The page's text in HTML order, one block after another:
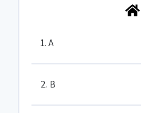
1. A
2. B